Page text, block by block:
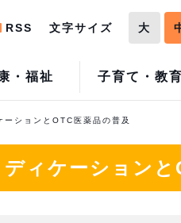
・福祉 子育て・教育
RSS 文字サイズ 大
ーションとOTC医薬品の普及
ィケーションと